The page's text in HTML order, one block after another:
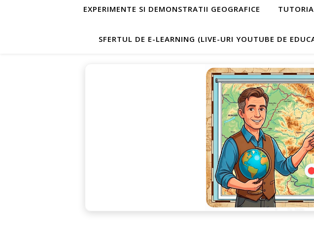
EXPERIMENTE SI DEMONSTRATII GEOGRAFICE
SFERTUL DE E-LEARNING (LIVE-URI YOUTUBE DE